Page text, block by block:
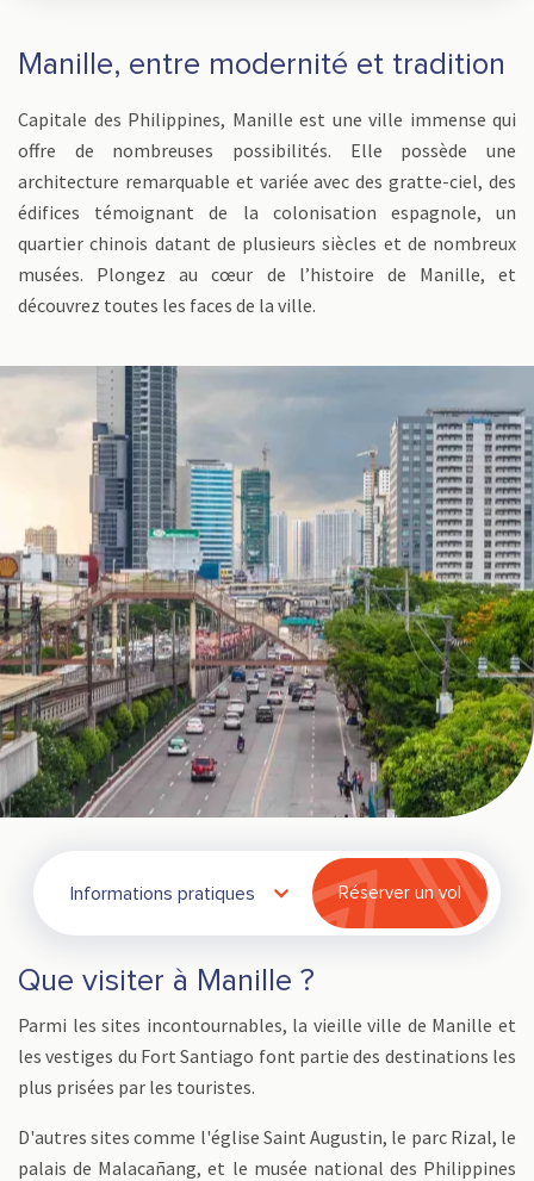
Manille, entre modernité et tradition
Capitale des Philippines, Manille est une ville immense qui
offre de nombreuses possibilités. Elle possède une
architecture remarquable et variée avec des gratte-ciel, des
édifices témoignant de la colonisation espagnole, un
quartier chinois datant de plusieurs siècles et de nombreux
musées. Plongez au cœur de l’histoire de Manille, et
découvrez toutes les faces de la ville.
Informations pratiques Réserver un vol
Que visiter à Manille ?
Parmi les sites incontournables, la vieille ville de Manille et
les vestiges du Fort Santiago font partie des destinations les
plus prisées par les touristes.
D'autres sites comme l'église Saint Augustin, le parc Rizal, le
palais de Malacañang, et le musée national des Philippines